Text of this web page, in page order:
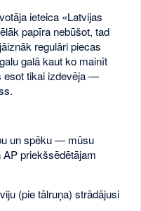
ieteica «Latvijas
papīra nebūšot, tad
regulāri piecas
galā kaut ko mainīt
esot tikai izdevēja —
un spēku — mūsu
priekšsēdētājam
(pie tālruņa) strādājusi